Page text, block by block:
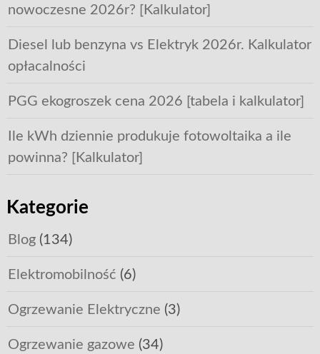
nowoczesne 2026r? [Kalkulator]
Diesel lub benzyna vs Elektryk 2026r. Kalkulator
opłacalności
PGG ekogroszek cena 2026 [tabela i kalkulator]
Ile kWh dziennie produkuje fotowoltaika a ile
powinna? [Kalkulator]
Kategorie
Blog(134)
Elektromobilność (6)
Ogrzewanie Elektryczne (3)
Ogrzewanie gazowe (34)